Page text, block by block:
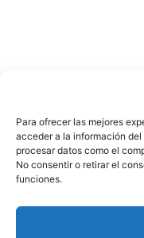
Para ofrecer las mejores
acceder a la información
procesar datos como el
No consentir o retirar el
funciones.